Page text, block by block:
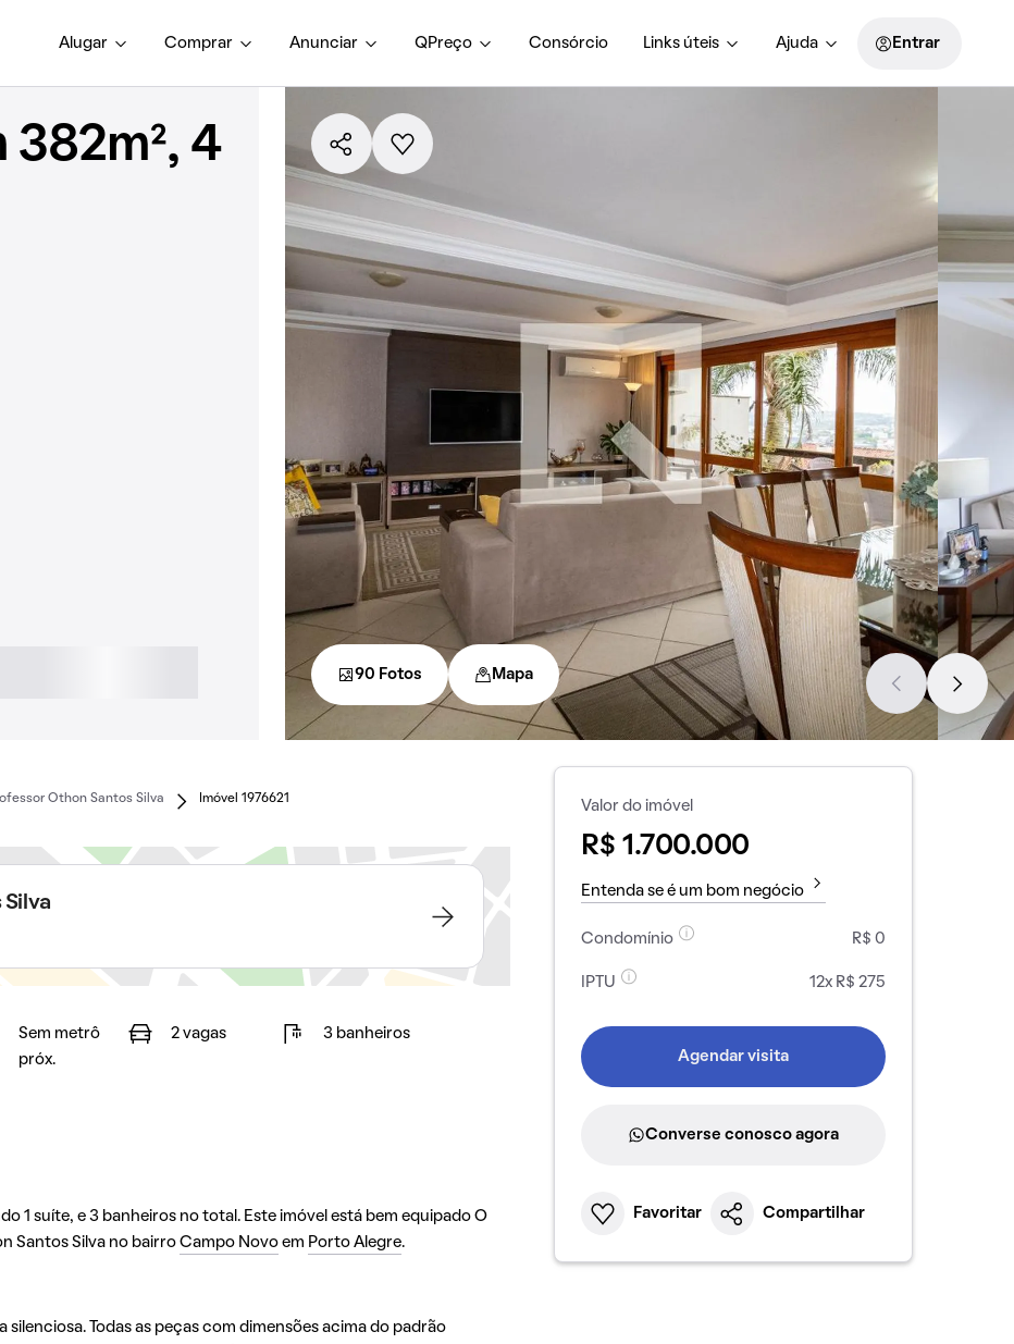
Alugar Comprar Anunciar QPreço Consórcio Links úteis Ajuda Entrar
382m², 4
90 Fotos Mapa
Othon Santos Silva Imóvel 1976621
Silva
Sem metrô
próx.
2 vagas 3 banheiros
1 suíte, e 3 banheiros no total. Este imóvel está bem equipado O
Santos Silva no bairro Campo Novoem Porto Alegre.
silenciosa. Todas as peças com dimensões acima do padrão
Valor do imóvel
R$ 1.700.000
Entenda se é um bom negócio
Condomínio R$ 0
IPTU 12x R$ 275
Agendar visita
Converse conosco agora
Favoritar Compartilhar